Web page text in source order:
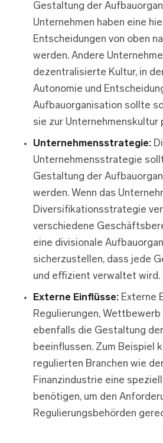
Gestaltung der
Unternehmen haben eine
Entscheidungen von oben
werden. Andere
dezentralisierte Kultur, in
Autonomie und
Aufbauorganisation sollte
sie zur Unternehmenskultur
Unternehmensstrategie:
Unternehmensstrategie
Gestaltung der
werden. Wenn das
Diversifikationsstrategie
verschiedene
eine divisionale
sicherzustellen, dass jede
und effizient verwaltet wird.
Externe Einflüsse: Externe
Regulierungen,
ebenfalls die Gestaltung
beeinflussen. Zum Beispiel
regulierten Branchen wie
Finanzindustrie eine
benötigen, um den
Regulierungsbehörden